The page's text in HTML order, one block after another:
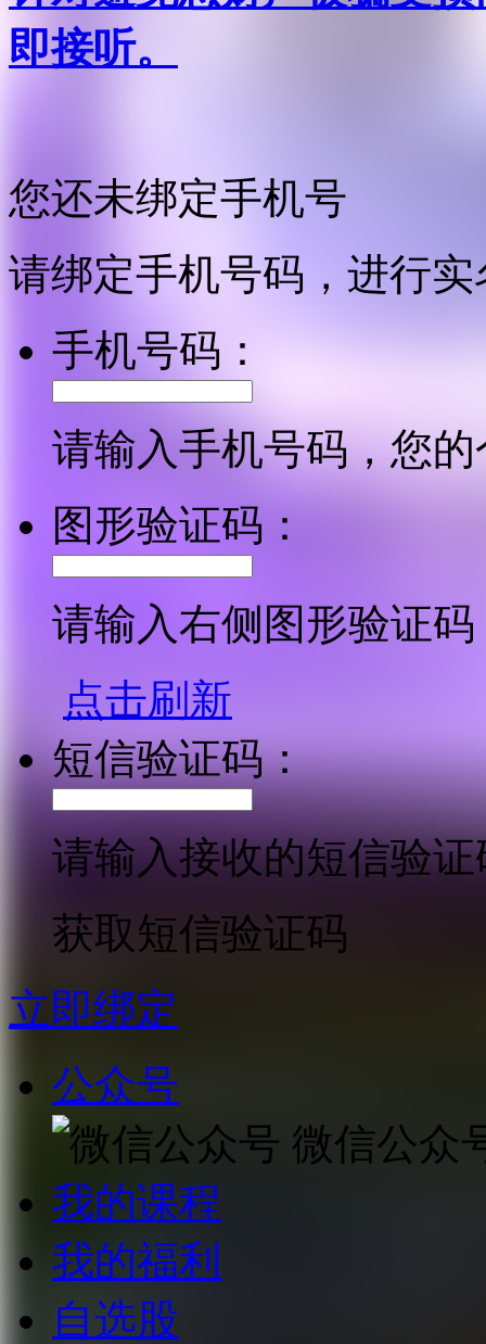
即接听。
您还未绑定手机号
请绑定手机号码，进行
手机号码：
请输入手机号码，您
图形验证码：
请输入右侧图形验证码
点击刷新
短信验证码：
请输入接收的短信验证
获取短信验证码
立即绑定
公众号
微信公众
我的课程
我的福利
自选股